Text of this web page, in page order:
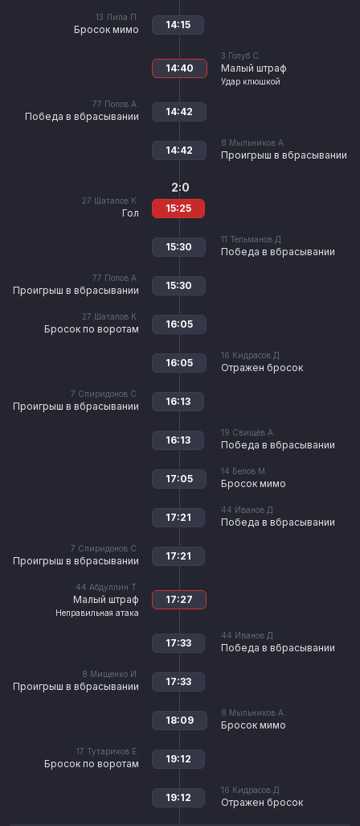
13 Липа П.
Бросок мимо 14:15
3 Голуб С.
Малый штраф
Удар клюшкой
14:40
77 Попов А.
Победа в вбрасывании 14:42
8 Мыльников А.
Проигрыш в вбрасывании
14:42
27 Шаталов К.
Гол
2:0
15:25
11 Тельманов Д.
Победа в вбрасывании
15:30
77 Попов А.
Проигрыш в вбрасывании 15:30
27 Шаталов К.
Бросок по воротам 16:05
16 Кидрасов Д.
Отражен бросок
16:05
7 Спиридонов С.
Проигрыш в вбрасывании 16:13
19 Свищёв А.
Победа в вбрасывании
16:13
14 Белов М.
Бросок мимо
17:05
44 Иванов Д.
Победа в вбрасывании
17:21
7 Спиридонов С.
Проигрыш в вбрасывании 17:21
44 Абдуллин Т.
Малый штраф
Неправильная атака
17:27
44 Иванов Д.
Победа в вбрасывании
17:33
8 Мищенко И.
Проигрыш в вбрасывании 17:33
8 Мыльников А.
Бросок мимо
18:09
17 Тутариков Е.
Бросок по воротам 19:12
16 Кидрасов Д.
Отражен бросок
19:12